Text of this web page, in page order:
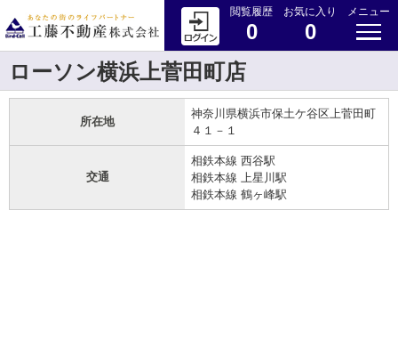
閲覧履歴
0
お気に入り
0
メニュー
ローソン横浜上菅田町店
所在地
神奈川県横浜市保土ケ谷区上菅田町
４１－１
交通
相鉄本線 西谷駅
相鉄本線 上星川駅
相鉄本線 鶴ヶ峰駅